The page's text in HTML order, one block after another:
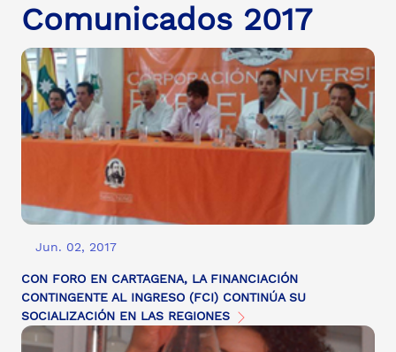
Comunicados 2017
Jun. 02, 2017
CON FORO EN CARTAGENA, LA FINANCIACIÓN
CONTINGENTE AL INGRESO (FCI) CONTINÚA SU
SOCIALIZACIÓN EN LAS REGIONES